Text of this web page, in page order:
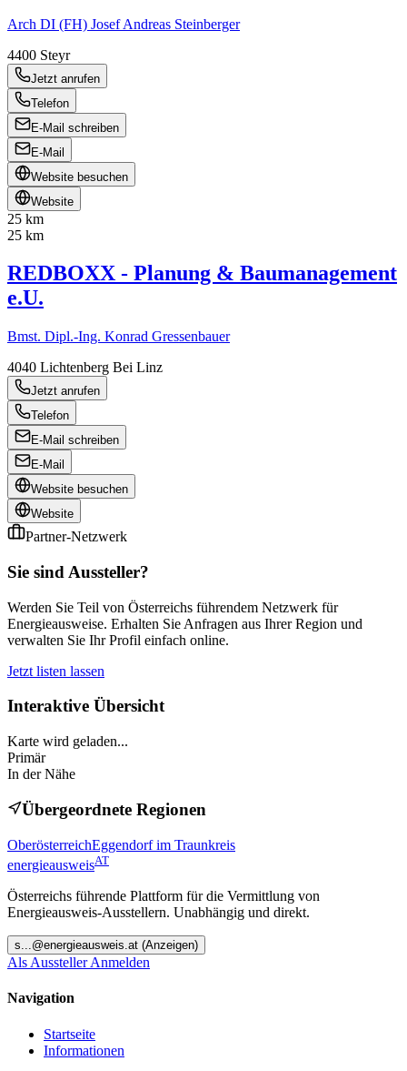
Arch DI (FH) Josef Andreas Steinberger
4400 Steyr
Jetzt anrufen
Telefon
E-Mail schreiben
E-Mail
Website besuchen
Website
25 km
25 km
REDBOXX - Planung & Baumanagement
e.U.
Bmst. Dipl.-Ing. Konrad Gressenbauer
4040 Lichtenberg Bei Linz
Jetzt anrufen
Telefon
E-Mail schreiben
E-Mail
Website besuchen
Website
Partner-Netzwerk
Sie sind Aussteller?
Werden Sie Teil von Österreichs führendem Netzwerk für
Energieausweise. Erhalten Sie Anfragen aus Ihrer Region und
verwalten Sie Ihr Profil einfach online.
Jetzt listen lassen
Interaktive Übersicht
Karte wird geladen...
Primär
In der Nähe
Übergeordnete Regionen
OberösterreichEggendorf im Traunkreis
energieausweisAT
Österreichs führende Plattform für die Vermittlung von
Energieausweis-Ausstellern. Unabhängig und direkt.
s ...@energieausweis.at (Anzeigen)
Als Aussteller Anmelden
Navigation
Startseite
Informationen